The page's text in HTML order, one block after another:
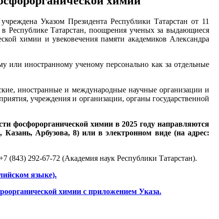
Указом Президента Республики Татарстан от 11
Татарстан, поощрения ученых за выдающиеся
химии и увековечения памяти академиков Александра
или иностранному ученому персонально как за отдельные
иностранные и международные научные организации и
учреждения и организации, органы государственной
фосфорорганической химии в 2025 году направляются
Арбузова, 8) или в электронном виде (на адрес:
(843) 292-67-72 (Академия наук Республики Татарстан).
языке).
химии с приложением Указа.